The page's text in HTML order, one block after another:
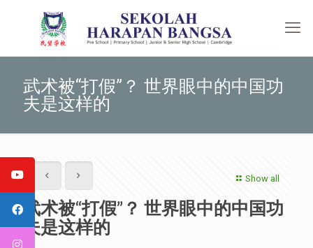
武术被“打假”？ 世界眼中的中国功
夫是这样的
Show all
武术被“打假”？ 世界眼中的中国功
夫是这样的